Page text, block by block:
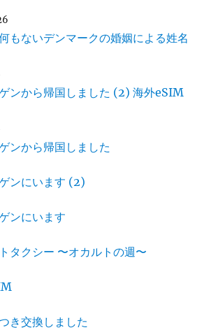
もないデンマークの婚姻による姓名
ンから帰国しました (2) 海外eSIM
ンから帰国しました
ンにいます (2)
ンにいます
タクシー 〜オカルトの週〜
き交換しました